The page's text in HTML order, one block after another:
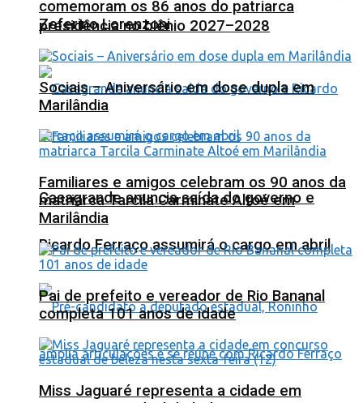
presidência no biênio 2027–2028
Casagrande anuncia saída do governo e
Ricardo Ferraço assumirá o cargo em abril
comemoram os 86 anos do patriarca
Zeferino Lorenzoni
Sociais – Aniversário em dose dupla em
Marilândia
Familiares e amigos celebram os 90 anos da
matriarca Tarcila Carminate Altoé em
Marilândia
Pai de prefeito e vereador de Rio Bananal
completa 101 anos de idade
Miss Jaguaré representa a cidade em